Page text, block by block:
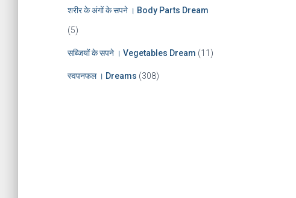
शरीर के अंगों के सपने । Body Parts Dream
(5)
सब्जियों के सपने । Vegetables Dream (11)
स्वपनफल । Dreams (308)